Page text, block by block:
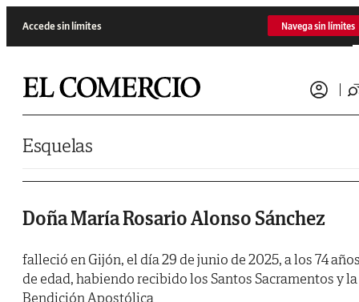
Accede sin límites Navega sin límites
Esquelas
Doña María Rosario Alonso Sánchez
falleció en Gijón, el día 29 de junio de 2025, a los 74
de edad, habiendo recibido los Santos Sacramentos y la
Bendición Apostólica